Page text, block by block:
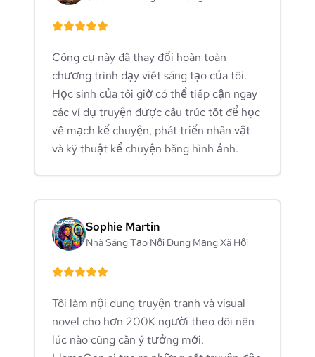
Công cụ này đã thay đổi hoàn toàn
chương trình dạy viết sáng tạo của tôi.
Học sinh của tôi giờ có thể tiếp cận ngay
các ví dụ truyện được cấu trúc tốt để học
về mạch kể chuyện, phát triển nhân vật
và kỹ thuật kể chuyện bằng hình ảnh.
Sophie Martin
Nhà Sáng Tạo Nội Dung Mạng Xã Hội
Tôi làm nội dung truyện tranh và visual
novel cho hơn 200K người theo dõi nên
lúc nào cũng cần ý tưởng mới.